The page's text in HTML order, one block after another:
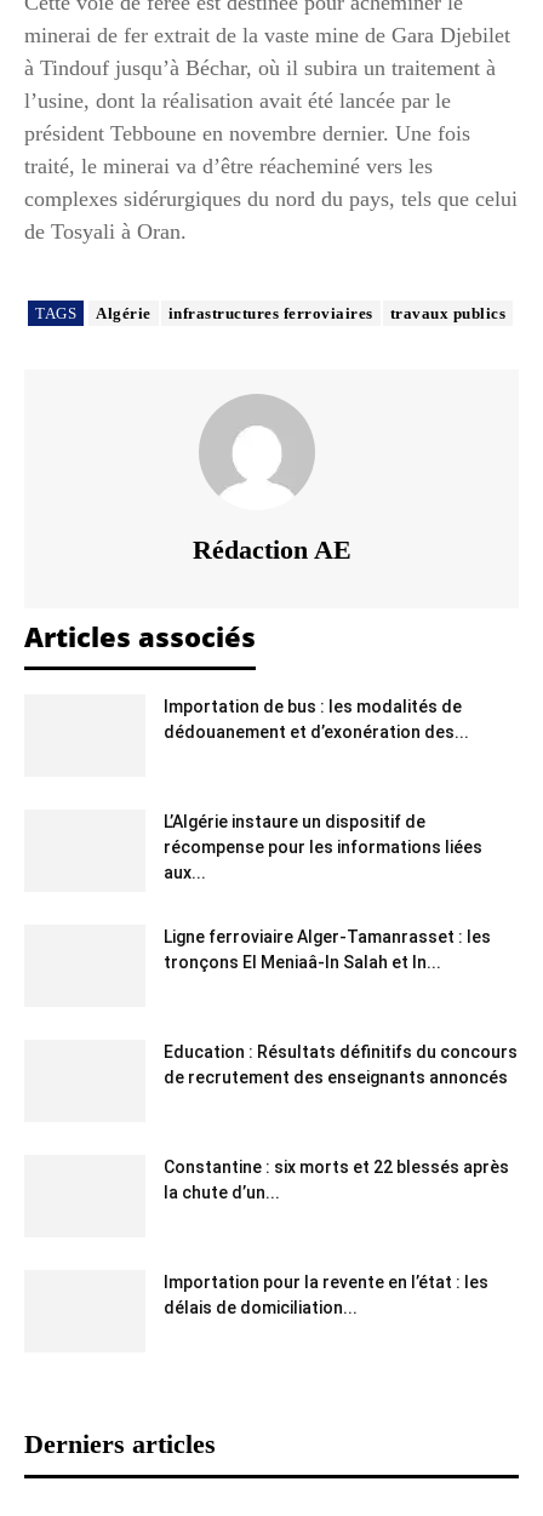
minerai de fer extrait de la vaste mine de Gara Djebilet
à Tindouf jusqu’à Béchar, où il subira un traitement à
l’usine, dont la réalisation avait été lancée par le
président Tebboune en novembre dernier. Une fois
traité, le minerai va d’être réacheminé vers les
complexes sidérurgiques du nord du pays, tels que celui
de Tosyali à Oran.
TAGS Algérie infrastructures ferroviaires travaux publics
Rédaction AE
Articles associés
Importation de bus : les modalités de
dédouanement et d’exonération des...
L’Algérie instaure un dispositif de
récompense pour les informations liées
aux...
Ligne ferroviaire Alger-Tamanrasset : les
tronçons El Meniaâ-In Salah et In...
Education : Résultats définitifs du concours
de recrutement des enseignants annoncés
Constantine : six morts et 22 blessés après
la chute d’un...
Importation pour la revente en l’état : les
délais de domiciliation...
Derniers articles